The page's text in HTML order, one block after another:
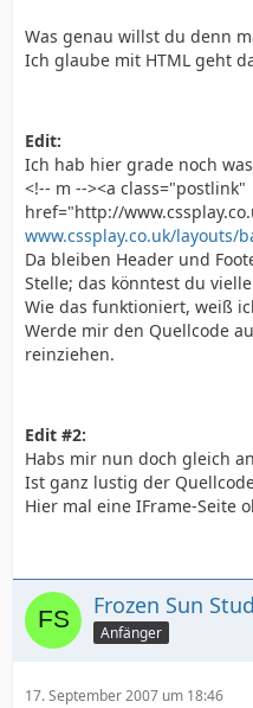
Was genau willst du denn
Ich glaube mit HTML geht
Edit:
Ich hab hier grade noch
<!-- m --><a class="postlink"
href="http://
www.cssplay.co.uk/layouts/
Da bleiben Header und
Stelle; das könntest du
Wie das funktioniert, weiß
Werde mir den Quellcode
reinziehen.
Edit #2:
Habs mir nun doch gleich
Ist ganz lustig der
Hier mal eine IFrame-Seite
Frozen Sun
Anfänger
17. September 2007 um 18:46